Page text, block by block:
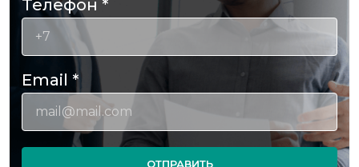
Телефон *
Email *
ОТПРАВИТЬ